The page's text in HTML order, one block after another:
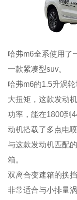
哈弗m6全系使用了
一款紧凑型suv。
哈弗m6的1.5升涡
大扭矩，这款发动
功率，能在1800到
动机搭载了多点电
与这款发动机匹配
箱。
双离合变速箱的换
非常适合与小排量